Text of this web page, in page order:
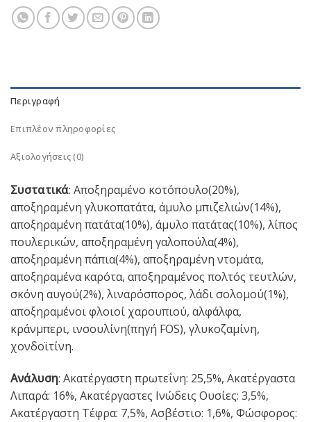
Περιγραφή
Επιπλέον πληροφορίες
Αξιολογήσεις (0)
Συστατικά: Αποξηραμένο κοτόπουλο(20%),
αποξηραμένη γλυκοπατάτα, άμυλο μπιζελιών(14%),
αποξηραμένη πατάτα(10%), άμυλο πατάτας(10%), λίπος
πουλερικών, αποξηραμένη γαλοπούλα(4%),
αποξηραμένη πάπια(4%), αποξηραμένη ντομάτα,
αποξηραμένα καρότα, αποξηραμένος πολτός τευτλών,
σκόνη αυγού(2%), λιναρόσπορος, λάδι σολομού(1%),
αποξηραμένοι φλοιοί χαρουπιού, αλφάλφα,
κράνμπερι, ινσουλίνη(πηγή FOS), γλυκοζαμίνη,
χονδοϊτίνη.
Ανάλυση: Ακατέργαστη πρωτεΐνη: 25,5%, Ακατέργαστα
Λιπαρά: 16%, Ακατέργαστες Ινώδεις Ουσίες: 3,5%,
Ακατέργαστη Τέφρα: 7,5%, Ασβέστιο: 1,6%, Φώσφορος: